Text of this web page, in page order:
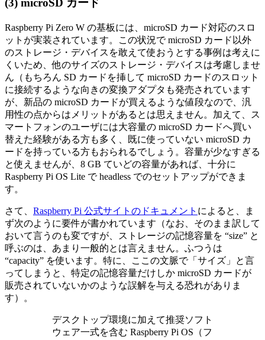
(3) microSD カード
Raspberry Pi Zero W の基板には、microSD カード対応のスロ
ットが実装されています。この状況で microSD カード以外
のストレージ・デバイスを敢えて使おうとする事例は考えに
くいため、他のサイズのストレージ・デバイスは考慮しませ
ん（もちろん SD カードを挿して microSD カードのスロット
に接続するような向きの変換アダプタも発売されています
が、新品の microSD カードが買えるような値段なので、汎
用性の点からはメリットがあるとは思えません。加えて、ス
マートフォンのユーザには大容量の microSD カードへ買い
替えた経験がある方も多く、既に使っていない microSD カ
ードを持っている方もおられるでしょう。容量が少なすぎる
と使えませんが、8 GB ていどの容量があれば、十分に
Raspberry Pi OS Lite で headless でのセットアップができま
す。
さて、 Raspberry Pi 公式サイトのドキュメント によると、ま
ず次のように要件が書かれています（なお、そのまま訳して
おいて言うのも変ですが、ストレージの記憶容量を “size” と
呼ぶのは、あまり一般的とは言えません。ふつうは
“capacity” を使います。特に、ここの文脈で「サイズ」と言
ってしまうと、特定の記憶容量だけしか microSD カードが
販売されていないかのような誤解を与える恐れがありま
す）。
デスクトップ環境に加えて推奨ソフト
ウェア一式を含む Raspberry Pi OS（フ